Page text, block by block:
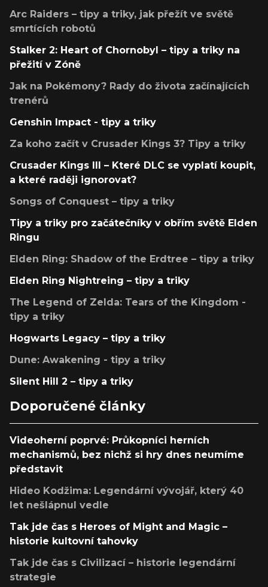
Arc Raiders – tipy a triky, jak přežít ve světě
smrtících robotů
Stalker 2: Heart of Chornobyl – tipy a triky na
přežití v Zóně
Jak na Pokémony? Rady do života začínajících
trenérů
Genshin Impact - tipy a triky
Za koho začít v Crusader Kings 3? Tipy a triky
Crusader Kings III – Které DLC se vyplatí koupit,
a které raději ignorovat?
Songs of Conquest – tipy a triky
Tipy a triky pro začátečníky v obřím světě Elden
Ringu
Elden Ring: Shadow of the Erdtree – tipy a triky
Elden Ring Nightreing – tipy a triky
The Legend of Zelda: Tears of the Kingdom -
tipy a triky
Hogwarts Legacy – tipy a triky
Dune: Awakening - tipy a triky
Silent Hill 2 – tipy a triky
Doporučené články
Videoherní poprvé: Průkopníci herních
mechanismů, bez nichž si hry dnes neumíme
představit
Hideo Kodžima: Legendární vývojář, který 40
let nešlápnul vedle
Tak jde čas s Heroes of Might and Magic –
historie kultovní tahovky
Tak jde čas s Civilizací – historie legendární
strategie